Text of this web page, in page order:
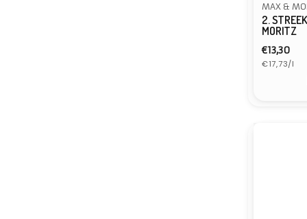
MAX &
2.
MORITZ
Normale
prijs
€13,30
€17,73/l